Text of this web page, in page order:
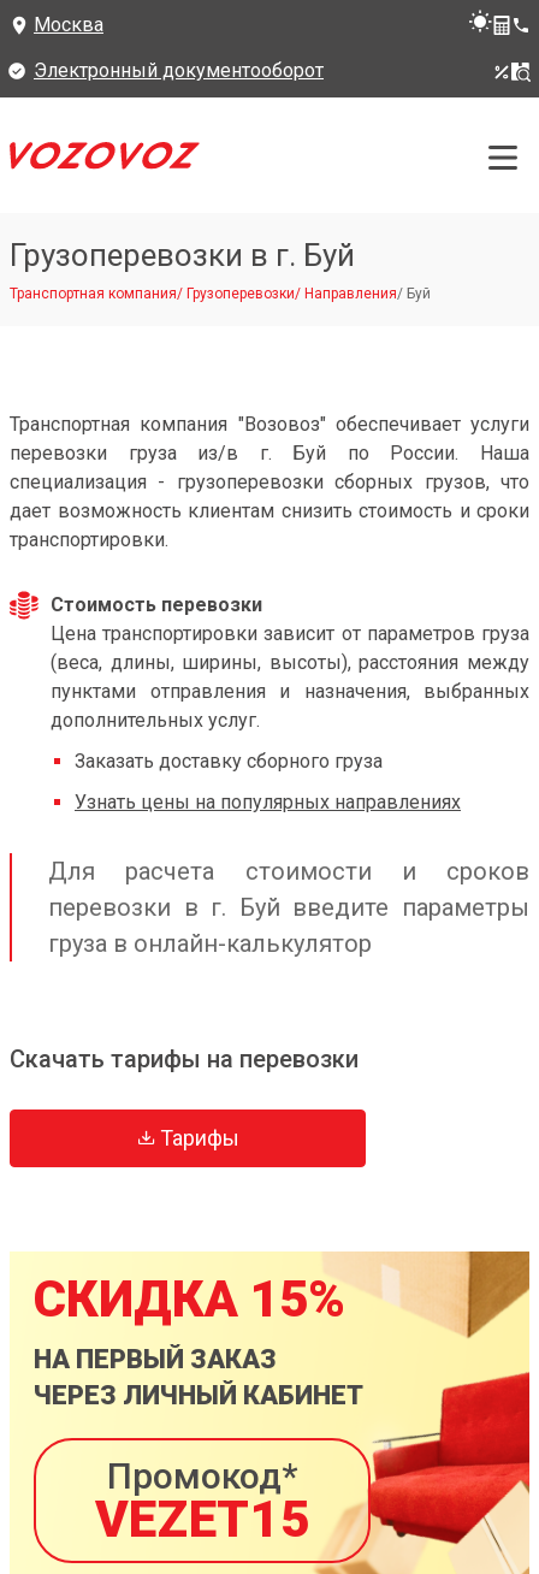
Москва
Электронный документооборот
Грузоперевозки в г. Буй
Транспортная компания/ Грузоперевозки/ Направления/ Буй
Транспортная компания "Возовоз" обеспечивает услуги
перевозки груза из/в г. Буй по России. Наша
специализация - грузоперевозки сборных грузов, что
дает возможность клиентам снизить стоимость и сроки
транспортировки.
Стоимость перевозки
Цена транспортировки зависит от параметров груза
(веса, длины, ширины, высоты), расстояния между
пунктами отправления и назначения, выбранных
дополнительных услуг.
Заказать доставку сборного груза
Узнать цены на популярных направлениях
Для расчета стоимости и сроков
перевозки в г. Буй введите параметры
груза в онлайн-калькулятор
Скачать тарифы на перевозки
Тарифы
СКИДКА 15%
НА ПЕРВЫЙ ЗАКАЗ
ЧЕРЕЗ ЛИЧНЫЙ КАБИНЕТ
Промокод*
VEZET15